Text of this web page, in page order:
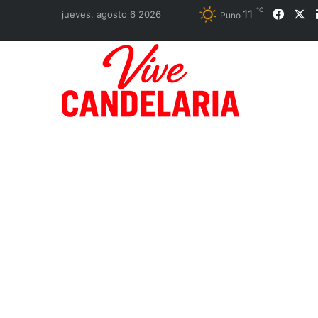
jueves, agosto 6 2026 Puno 11 ℃